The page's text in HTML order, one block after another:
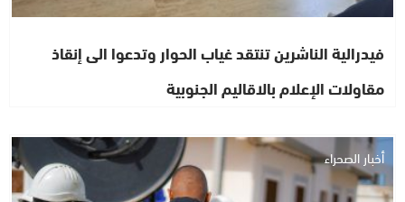
فيدرالية الناشرين تنتقد غياب الحوار وتدعوا الى إنقاذ
مقاولات الإعلام بالاقاليم الجنوبية
أخبار الصحراء